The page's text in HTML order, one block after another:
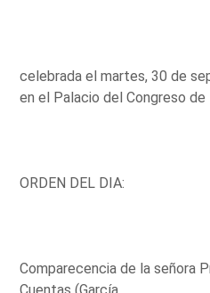
celebrada el martes, 30 de
en el Palacio del Congreso
ORDEN DEL DIA:
Comparecencia de la señora
Cuentas (García